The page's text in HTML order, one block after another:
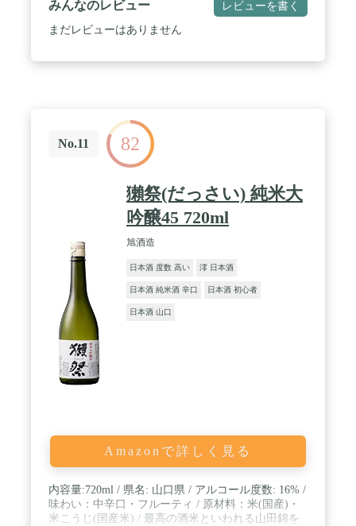
みんなのレビュー レビューを書く
まだレビューはありません
No.11 82
獺祭(だっさい) 純米大
吟醸45 720ml
旭酒造
日本酒 度数 高い 澪 日本酒
日本酒 純米酒 辛口 日本酒 初心者
日本酒 山口
Amazonで詳しく見る
内容量:720ml / 県名: 山口県 / アルコール度数: 16% /
味わい：中辛口・フルーティ / 原材料：米(国産)・
米こうじ(国産米) / 最高の酒米といわれる山田錦を